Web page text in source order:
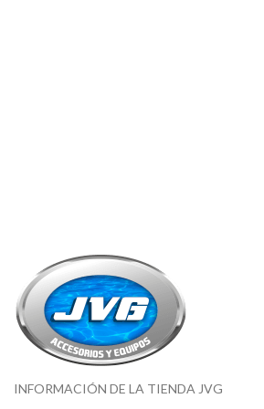
INFORMACIÓN DE LA TIENDA JVG